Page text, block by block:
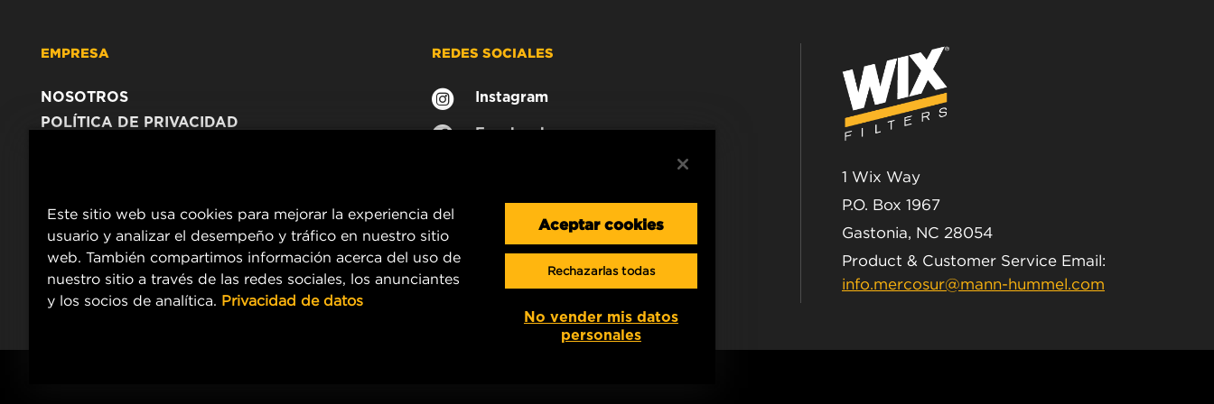
EMPRESA
NOSOTROS
POLÍTICA DE PRIVACIDAD
REDES SOCIALES
Instagram
Facebook
1 Wix Way
P.O. Box 1967
Gastonia, NC 28054
Product & Customer Service Email:
info.mercosur@mann-hummel.com
Este sitio web usa cookies para mejorar la experiencia del
usuario y analizar el desempeño y tráfico en nuestro sitio
web. También compartimos información acerca del uso de
nuestro sitio a través de las redes sociales, los anunciantes
y los socios de analítica. Privacidad de datos
Aceptar cookies
Rechazarlas todas
No vender mis datos
personales